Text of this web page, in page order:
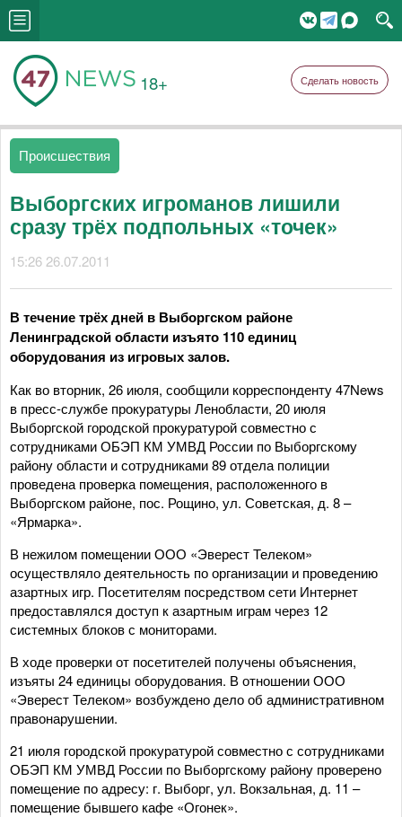
18+ Сделать новость
Происшествия
Выборгских игроманов лишили
сразу трёх подпольных «точек»
15:26 26.07.2011
В течение трёх дней в Выборгском районе
Ленинградской области изъято 110 единиц
оборудования из игровых залов.
Как во вторник, 26 июля, сообщили корреспонденту 47News
в пресс-службе прокуратуры Ленобласти, 20 июля
Выборгской городской прокуратурой совместно с
сотрудниками ОБЭП КМ УМВД России по Выборгскому
району области и сотрудниками 89 отдела полиции
проведена проверка помещения, расположенного в
Выборгском районе, пос. Рощино, ул. Советская, д. 8 –
«Ярмарка».
В нежилом помещении ООО «Эверест Телеком»
осуществляло деятельность по организации и проведению
азартных игр. Посетителям посредством сети Интернет
предоставлялся доступ к азартным играм через 12
системных блоков с мониторами.
В ходе проверки от посетителей получены объяснения,
изъяты 24 единицы оборудования. В отношении ООО
«Эверест Телеком» возбуждено дело об административном
правонарушении.
21 июля городской прокуратурой совместно с сотрудниками
ОБЭП КМ УМВД России по Выборгскому району проверено
помещение по адресу: г. Выборг, ул. Вокзальная, д. 11 –
помещение бывшего кафе «Огонек».